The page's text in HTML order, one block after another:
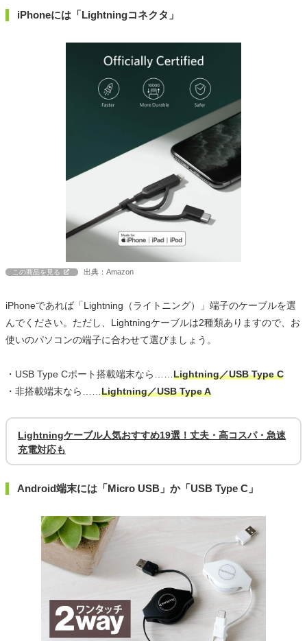
iPhoneには「Lightningコネクタ」
この商品を見る 出典：Amazon
iPhoneであれば「Lightning（ライトニング）」端子のケーブルを選
んでください。ただし、Lightningケーブルは2種類ありますので、お
使いのパソコンの端子に合わせて選びましょう。
・USB Type Cポート搭載端末なら…… Lightning／USB Type C
・非搭載端末なら…… Lightning／USB Type A
Lightningケーブル人気おすすめ19選！丈夫・高コスパ・急速
充電対応も
Android端末には「Micro USB」か「USB Type C」